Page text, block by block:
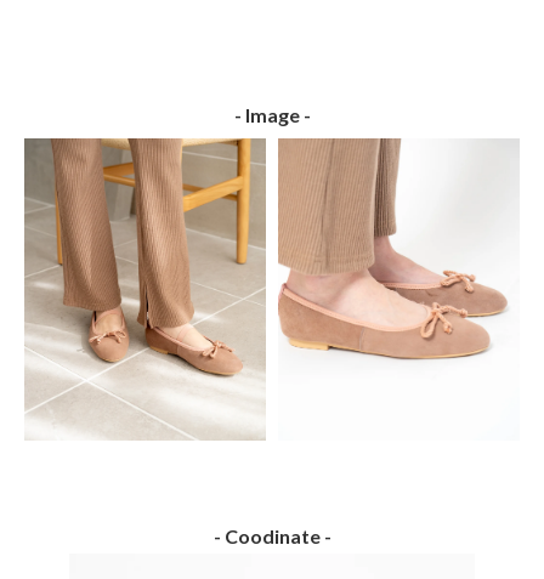
- Image -
- Coodinate -